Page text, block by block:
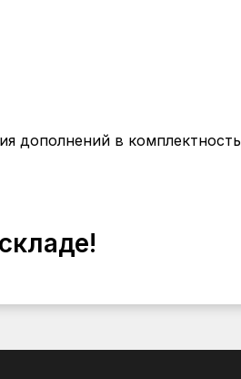
дополнений в комплектность